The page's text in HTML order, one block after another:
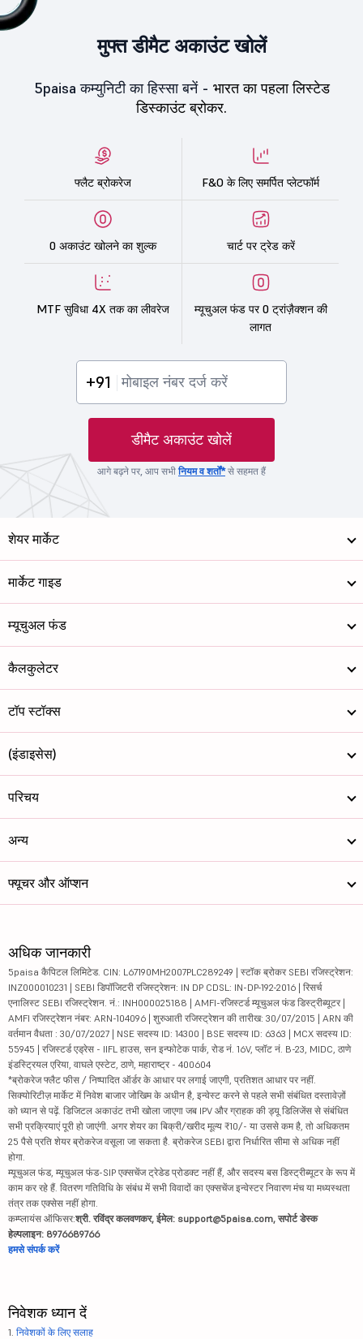
मुफ्त डीमैट अकाउंट खोलें
5paisa कम्युनिटी का हिस्सा बनें - भारत का पहला लिस्टेड
डिस्काउंट ब्रोकर.
फ्लैट ब्रोकरेज F&O के लिए समर्पित प्लेटफॉर्म
0 अकाउंट खोलने का शुल्क चार्ट पर ट्रेड करें
MTF सुविधा 4X तक का लीवरेज
म्यूचुअल फंड पर 0 ट्रांज़ैक्शन की
लागत
+91
डीमैट अकाउंट खोलें
आगे बढ़ने पर, आप सभीनियम व शर्तों*से सहमत हैं
शेयर मार्केट
मार्केट गाइड
म्यूचुअल फंड
कैलकुलेटर
टॉप स्टॉक्स
(इंडाइसेस)
परिचय
अन्य
फ्यूचर और ऑप्शन
अधिक जानकारी
5paisa कैपिटल लिमिटेड. CIN: L67190MH2007PLC289249 | स्टॉक ब्रोकर SEBI रजिस्ट्रेशन:
INZ000010231 | SEBI डिपॉजिटरी रजिस्ट्रेशन: IN DP CDSL: IN-DP-192-2016 | रिसर्च
एनालिस्ट SEBI रजिस्ट्रेशन. नं.: INH000025188 | AMFI-रजिस्टर्ड म्यूचुअल फंड डिस्ट्रीब्यूटर |
AMFI रजिस्ट्रेशन नंबर: ARN-104096 | शुरुआती रजिस्ट्रेशन की तारीख: 30/07/2015 | ARN की
वर्तमान वैधता : 30/07/2027 | NSE सदस्य ID: 14300 | BSE सदस्य ID: 6363 | MCX सदस्य ID:
55945 | रजिस्टर्ड एड्रेस - IIFL हाउस, सन इन्फोटेक पार्क, रोड नं. 16V, प्लॉट नं. B-23, MIDC, ठाणे
इंडस्ट्रियल एरिया, वाघले एस्टेट, ठाणे, महाराष्ट्र - 400604
*ब्रोकरेज फ्लैट फीस / निष्पादित ऑर्डर के आधार पर लगाई जाएगी, प्रतिशत आधार पर नहीं.
सिक्योरिटीज़ मार्केट में निवेश बाजार जोखिम के अधीन है, इन्वेस्ट करने से पहले सभी संबंधित दस्तावेज़ों
को ध्यान से पढ़ें. डिजिटल अकाउंट तभी खोला जाएगा जब IPV और ग्राहक की ड्यू डिलिजेंस से संबंधित
सभी प्रक्रियाएं पूरी हो जाएंगी. अगर शेयर का बिक्री/खरीद मूल्य ₹10/- या उससे कम है, तो अधिकतम
25 पैसे प्रति शेयर ब्रोकरेज वसूला जा सकता है. ब्रोकरेज SEBI द्वारा निर्धारित सीमा से अधिक नहीं
होगा.
म्यूचुअल फंड, म्यूचुअल फंड-SIP एक्सचेंज ट्रेडेड प्रोडक्ट नहीं हैं, और सदस्य बस डिस्ट्रीब्यूटर के रूप में
काम कर रहे हैं. वितरण गतिविधि के संबंध में सभी विवादों का एक्सचेंज इन्वेस्टर निवारण मंच या मध्यस्थता
तंत्र तक एक्सेस नहीं होगा.
कम्प्लायंस ऑफिसर:श्री. रविंद्र कलवणकर, ईमेल: support@5paisa.com, सपोर्ट डेस्क
हेल्पलाइन: 8976689766
हमसे संपर्क करें
निवेशक ध्यान दें
1. निवेशकों के लिए सलाह